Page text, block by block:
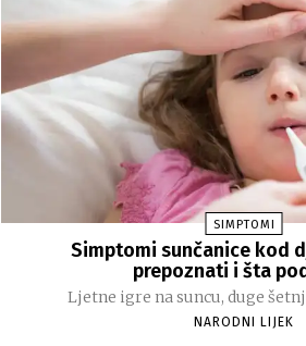
SIMPTOMI
Simptomi sunčanice kod
prepoznati i šta
Ljetne igre na suncu, duge
NARODNI LIJEK